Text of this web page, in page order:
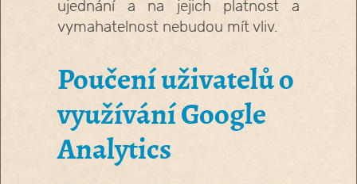
ujednání a na jejich platnost a
vymahatelnost nebudou mít vliv.
Poučení uživatelů o
využívání Google
Analytics